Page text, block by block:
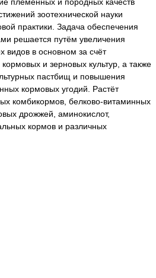
зоотехнической науки
практики. Задача обеспечения
решается путём увеличения
видов в основном за счёт
и зерновых культур, а также
пастбищ и повышения
кормовых угодий. Растёт
комбикормов, белково-витаминных
дрожжей, аминокислот,
кормов и различных